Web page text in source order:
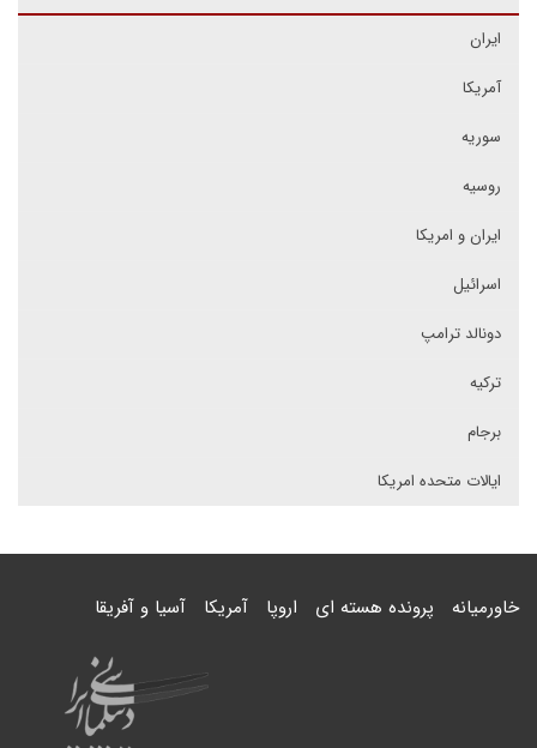
ایران
آمریکا
سوریه
روسیه
ایران و امریکا
اسرائیل
دونالد ترامپ
ترکیه
برجام
ایالات متحده امریکا
خاورمیانه پرونده هسته ای اروپا آمریکا آسیا و آفریقا